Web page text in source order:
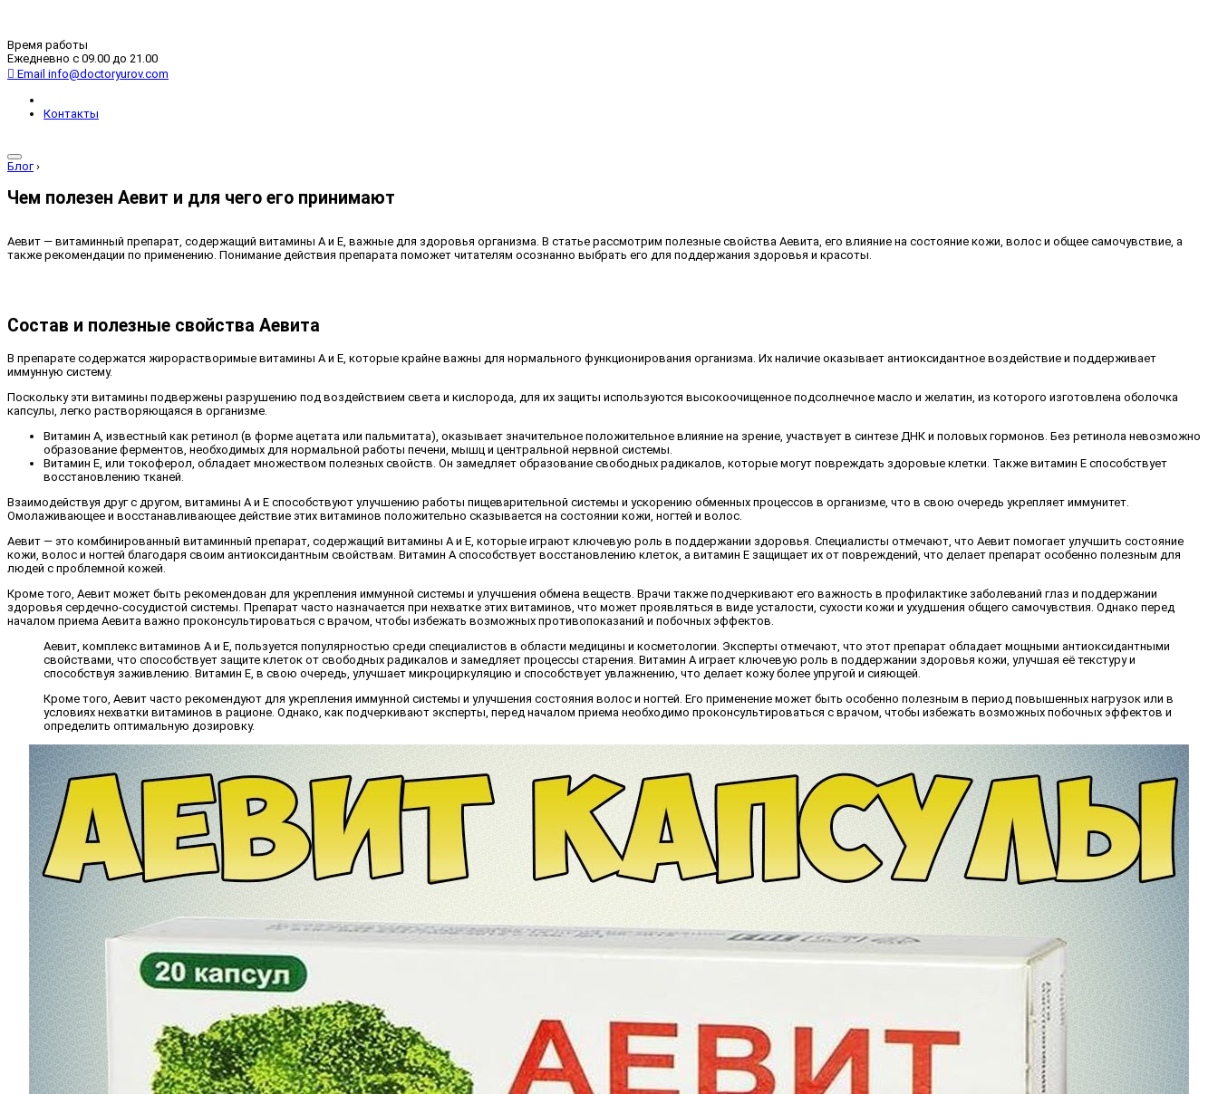
Время работы
Ежедневно с 09.00 до 21.00
Email info@doctoryurov.com
Контакты
Блог ›
Чем полезен Аевит и для чего его принимают
Аевит — витаминный препарат, содержащий витамины A и E, важные для здоровья организма. В статье рассмотрим полезные свойства Аевита, его влияние на состояние кожи, волос и общее самочувствие, а
также рекомендации по применению. Понимание действия препарата поможет читателям осознанно выбрать его для поддержания здоровья и красоты.
Состав и полезные свойства Аевита
В препарате содержатся жирорастворимые витамины А и Е, которые крайне важны для нормального функционирования организма. Их наличие оказывает антиоксидантное воздействие и поддерживает
иммунную систему.
Поскольку эти витамины подвержены разрушению под воздействием света и кислорода, для их защиты используются высокоочищенное подсолнечное масло и желатин, из которого изготовлена оболочка
капсулы, легко растворяющаяся в организме.
Витамин А, известный как ретинол (в форме ацетата или пальмитата), оказывает значительное положительное влияние на зрение, участвует в синтезе ДНК и половых гормонов. Без ретинола невозможно
образование ферментов, необходимых для нормальной работы печени, мышц и центральной нервной системы.
Витамин Е, или токоферол, обладает множеством полезных свойств. Он замедляет образование свободных радикалов, которые могут повреждать здоровые клетки. Также витамин Е способствует
восстановлению тканей.
Взаимодействуя друг с другом, витамины А и Е способствуют улучшению работы пищеварительной системы и ускорению обменных процессов в организме, что в свою очередь укрепляет иммунитет.
Омолаживающее и восстанавливающее действие этих витаминов положительно сказывается на состоянии кожи, ногтей и волос.
Аевит — это комбинированный витаминный препарат, содержащий витамины А и Е, которые играют ключевую роль в поддержании здоровья. Специалисты отмечают, что Аевит помогает улучшить состояние
кожи, волос и ногтей благодаря своим антиоксидантным свойствам. Витамин А способствует восстановлению клеток, а витамин Е защищает их от повреждений, что делает препарат особенно полезным для
людей с проблемной кожей.
Кроме того, Аевит может быть рекомендован для укрепления иммунной системы и улучшения обмена веществ. Врачи также подчеркивают его важность в профилактике заболеваний глаз и поддержании
здоровья сердечно-сосудистой системы. Препарат часто назначается при нехватке этих витаминов, что может проявляться в виде усталости, сухости кожи и ухудшения общего самочувствия. Однако перед
началом приема Аевита важно проконсультироваться с врачом, чтобы избежать возможных противопоказаний и побочных эффектов.
Аевит, комплекс витаминов А и Е, пользуется популярностью среди специалистов в области медицины и косметологии. Эксперты отмечают, что этот препарат обладает мощными антиоксидантными
свойствами, что способствует защите клеток от свободных радикалов и замедляет процессы старения. Витамин А играет ключевую роль в поддержании здоровья кожи, улучшая её текстуру и
способствуя заживлению. Витамин Е, в свою очередь, улучшает микроциркуляцию и способствует увлажнению, что делает кожу более упругой и сияющей.
Кроме того, Аевит часто рекомендуют для укрепления иммунной системы и улучшения состояния волос и ногтей. Его применение может быть особенно полезным в период повышенных нагрузок или в
условиях нехватки витаминов в рационе. Однако, как подчеркивают эксперты, перед началом приема необходимо проконсультироваться с врачом, чтобы избежать возможных побочных эффектов и
определить оптимальную дозировку.